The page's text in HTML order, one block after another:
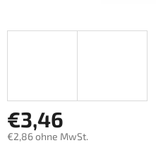
€3,46
€2,86 ohne MwSt.